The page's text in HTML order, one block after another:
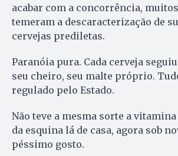
acabar com a concorrência,
temeram a descaracterização de
cervejas prediletas.
Paranóia pura. Cada cerveja
seu cheiro, seu malte próprio.
regulado pelo Estado.
Não teve a mesma sorte a
da esquina lá de casa, agora sob
péssimo gosto.